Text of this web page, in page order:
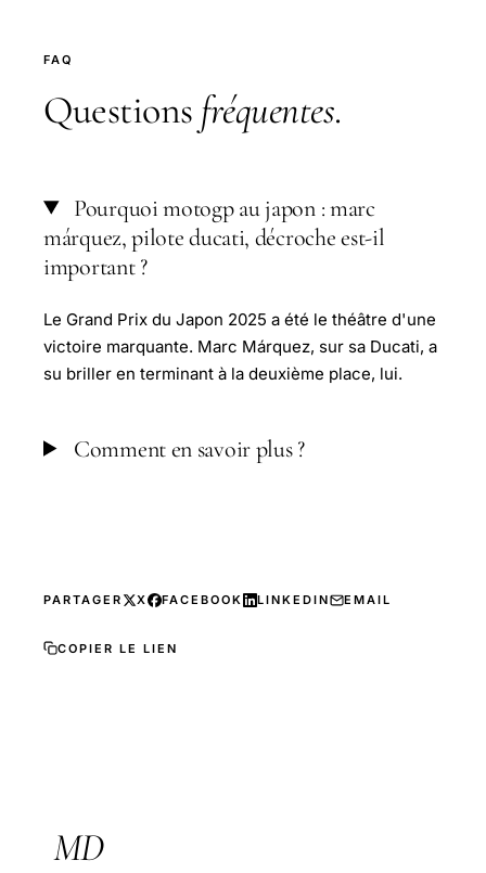
FAQ
Questions fréquentes.
Pourquoi motogp au japon : marc
márquez, pilote ducati, décroche est-il
important ?
Le Grand Prix du Japon 2025 a été le théâtre d'une
victoire marquante. Marc Márquez, sur sa Ducati, a
su briller en terminant à la deuxième place, lui.
Comment en savoir plus ?
PARTAGER X FACEBOOK LINKEDIN EMAIL
COPIER LE LIEN
MD